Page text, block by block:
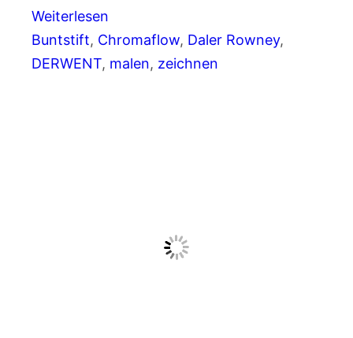
Weiterlesen
Buntstift, Chromaflow, Daler Rowney
DERWENT, malen, zeichnen